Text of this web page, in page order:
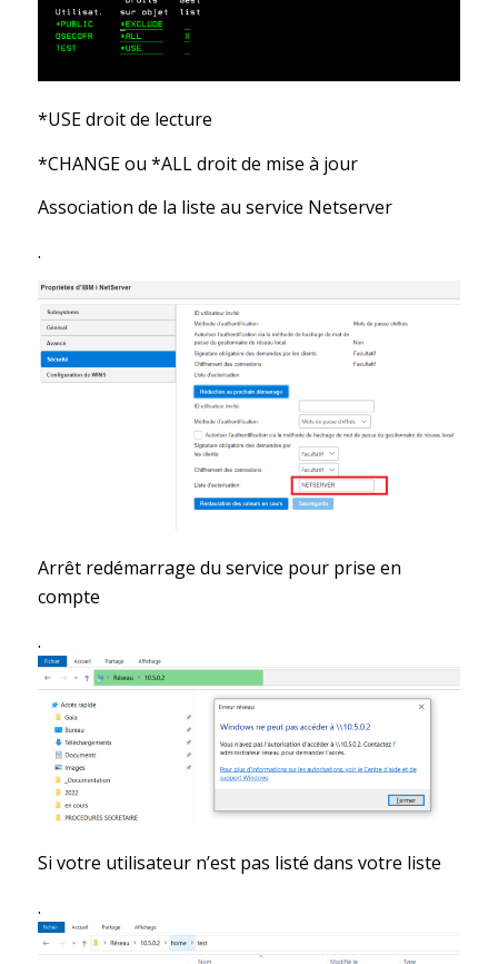
*USE droit de lecture
*CHANGE ou *ALL droit de mise à jour
Association de la liste au service Netserver
.
Arrêt redémarrage du service pour prise en
compte
.
Si votre utilisateur n’est pas listé dans votre liste
.